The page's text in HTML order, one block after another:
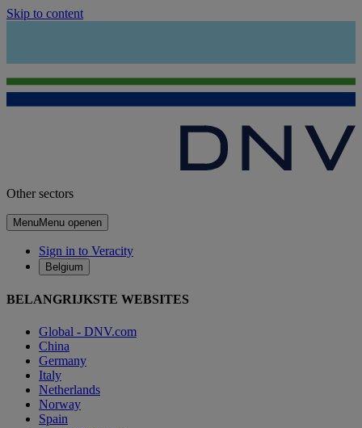
Skip to content
Other sectors
MenuMenu openen
Sign in to Veracity
Belgium
BELANGRIJKSTE WEBSITES
Global - DNV.com
China
Germany
Italy
Netherlands
Norway
Spain